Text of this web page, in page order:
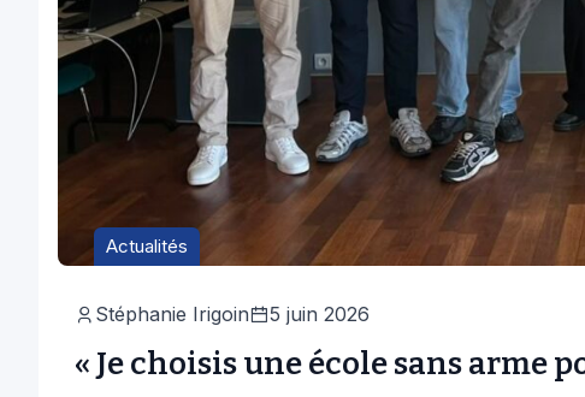
Actualités
Stéphanie Irigoin 5 juin 2026
« Je choisis une école sans arme